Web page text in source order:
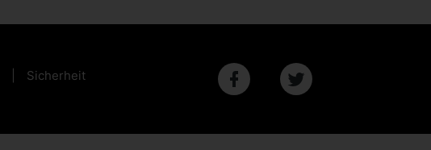
Sicherheit